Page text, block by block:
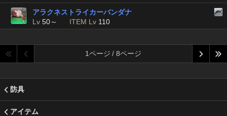
アラクネストライカーバンダナ
Lv 50～ ITEM Lv 110
1ページ / 8ページ
防具
アイテム